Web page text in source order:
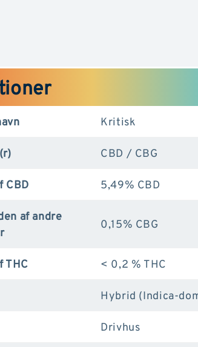
Kritisk
CBD / CBG
CBD
5,49% CBD
af andre
0,15% CBG
THC
< 0,2 % THC
Hybrid (Indica-
Drivhus